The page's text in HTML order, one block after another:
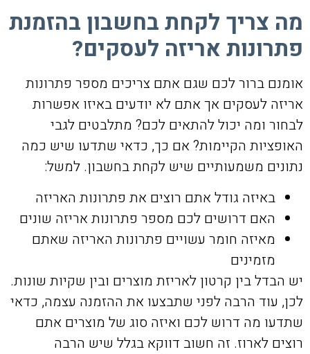
מה צריך לקחת בחשבון בהזמנת
פתרונות אריזה לעסקים?
אומנם ברור לכם שגם אתם צריכים מספר פתרונות
אריזה לעסקים אך אתם לא יודעים באיזו אפשרות
לבחור ומה יכול להתאים לכם? מתלבטים לגבי
האופציות הקיימות? אם כך, כדאי שתדעו שיש כמה
נתונים משמעותיים שיש לקחת בחשבון. למשל:
באיזה גודל אתם רוצים את פתרונות האריזה
האם דרושים לכם מספר פתרונות אריזה שונים
מאיזה חומר עשויים פתרונות האריזה שאתם
מזמינים
יש הבדל בין קרטון לאריזת מוצרים ובין שקיות שונות.
לכן, עוד הרבה לפני שתבצעו את ההזמנה עצמה, כדאי
שתדעו מה דרוש לכם ואיזה סוג של מוצרים אתם
רוצים לארוז. זה חשוב דווקא בגלל שיש הרבה